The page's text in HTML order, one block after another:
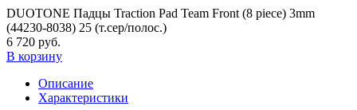
DUOTONE Падцы Traction Pad Team Front (8 piece) 3mm
(44230-8038) 25 (т.сер/полос.)
6 720 руб.
В корзину
Описание
Характеристики